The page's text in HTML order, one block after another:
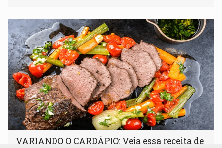
VARIANDO O CARDÁPIO: Veja essa receita de